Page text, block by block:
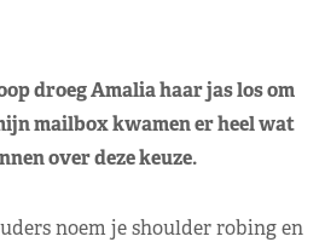
droeg Amalia haar jas los om
mailbox kwamen er heel wat
over deze keuze.
noem je shoulder robing en